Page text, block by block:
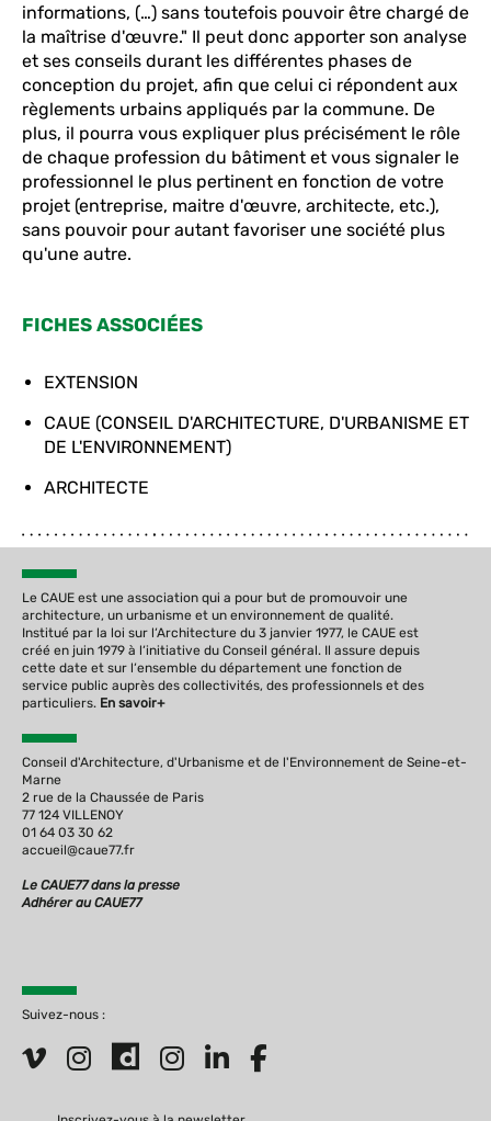
informations, (…) sans toutefois pouvoir être chargé de
la maîtrise d'œuvre." Il peut donc apporter son analyse
et ses conseils durant les différentes phases de
conception du projet, afin que celui ci répondent aux
règlements urbains appliqués par la commune. De
plus, il pourra vous expliquer plus précisément le rôle
de chaque profession du bâtiment et vous signaler le
professionnel le plus pertinent en fonction de votre
projet (entreprise, maitre d'œuvre, architecte, etc.),
sans pouvoir pour autant favoriser une société plus
qu'une autre.
FICHES ASSOCIÉES
EXTENSION
CAUE (CONSEIL D'ARCHITECTURE, D'URBANISME ET
DE L'ENVIRONNEMENT)
ARCHITECTE
Le CAUE est une association qui a pour but de promouvoir une
architecture, un urbanisme et un environnement de qualité.
Institué par la loi sur l‘Architecture du 3 janvier 1977, le CAUE est
créé en juin 1979 à l‘initiative du Conseil général. Il assure depuis
cette date et sur l‘ensemble du département une fonction de
service public auprès des collectivités, des professionnels et des
particuliers. En savoir+
Conseil d'Architecture, d'Urbanisme et de l'Environnement de Seine-et-
Marne
2 rue de la Chaussée de Paris
77 124 VILLENOY
01 64 03 30 62
accueil@caue77.fr
Le CAUE77 dans la presse
Adhérer au CAUE77
Suivez-nous :